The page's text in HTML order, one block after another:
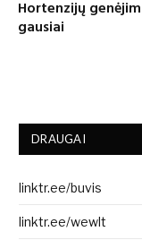
Hortenzijų
gausiai
DRAUGAI
linktr.ee/buvis
linktr.ee/wewlt